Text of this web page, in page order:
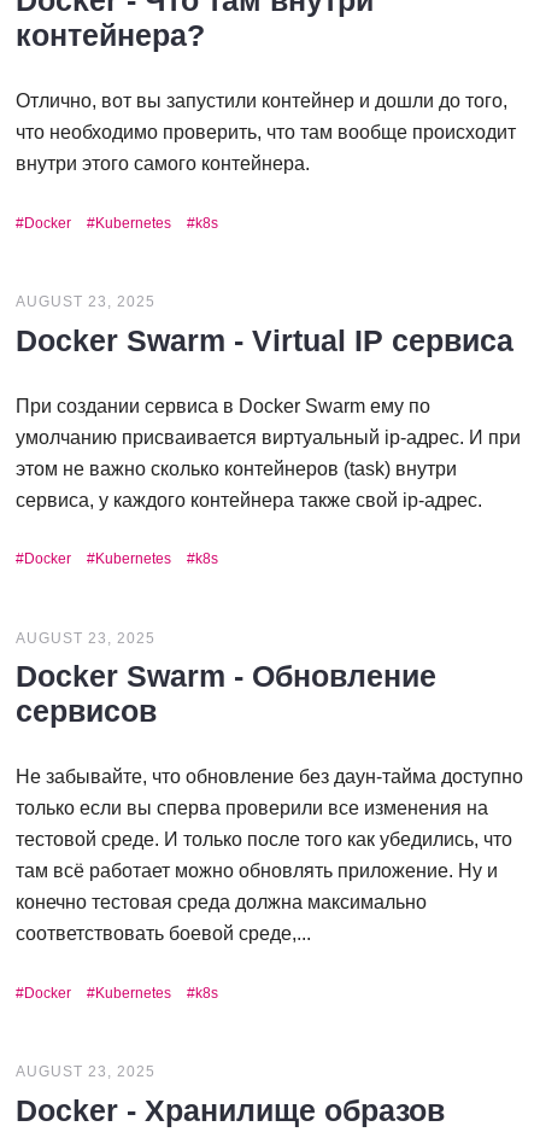
контейнера?
Отлично, вот вы запустили контейнер и дошли до того,
что необходимо проверить, что там вообще происходит
внутри этого самого контейнера.
Docker Kubernetes k8s
AUGUST 23, 2025
Docker Swarm - Virtual IP сервиса
При создании сервиса в Docker Swarm ему по
умолчанию присваивается виртуальный ip-адрес. И при
этом не важно сколько контейнеров (task) внутри
сервиса, у каждого контейнера также свой ip-адрес.
Docker Kubernetes k8s
AUGUST 23, 2025
Docker Swarm - Обновление
сервисов
Не забывайте, что обновление без даун-тайма доступно
только если вы сперва проверили все изменения на
тестовой среде. И только после того как убедились, что
там всё работает можно обновлять приложение. Ну и
конечно тестовая среда должна максимально
соответствовать боевой среде,...
Docker Kubernetes k8s
AUGUST 23, 2025
Docker - Хранилище образов